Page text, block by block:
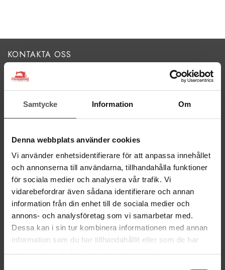
Samtycke Information Om
Denna webbplats använder cookies
Vi använder enhetsidentifierare för att anpassa innehållet
och annonserna till användarna, tillhandahålla funktioner
för sociala medier och analysera vår trafik. Vi
vidarebefordrar även sådana identifierare och annan
information från din enhet till de sociala medier och
annons- och analysföretag som vi samarbetar med.
Dessa kan i sin tur kombinera informationen med annan
information som du har tillhandahållit eller som de har
KONTAKTA OSS
kontakt@symaskinsboden.se
Mailsvar inom 24 timmar
BESÖK OSS
ÖPPETTIDER
Mån-Tor 11:00 - 18:00
Fre 11:00 - 17:00
Lörd Stängt Juli-Aug
© Copyrightskyddat material på sidan. Sevillkor
HANDLA